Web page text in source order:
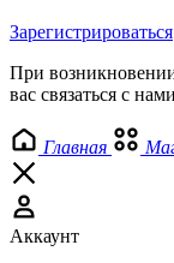
Зарегистрироваться
При
вас связаться с
Главная
Аккаунт